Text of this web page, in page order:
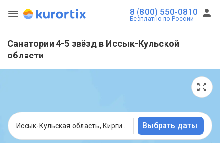
8 (800) 550-0810
Бесплатно по России
Санатории 4-5 звёзд в Иссык-Кульской
области
Выбрать даты